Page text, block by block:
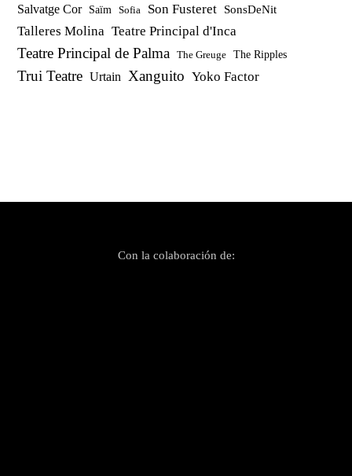
Salvatge Cor Saïm Sofia Son Fusteret SonsDeNit
Talleres Molina Teatre Principal d'Inca
Teatre Principal de Palma The Greuge The Ripples
Trui Teatre Urtain Xanguito Yoko Factor
Con la colaboración de: